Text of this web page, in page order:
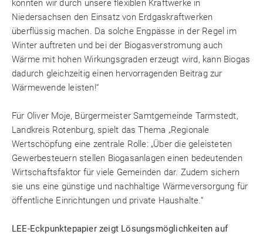
könnten wir durch unsere flexiblen Kraftwerke in
Niedersachsen den Einsatz von Erdgaskraftwerken
überflüssig machen. Da solche Engpässe in der Regel im
Winter auftreten und bei der Biogasverstromung auch
Wärme mit hohen Wirkungsgraden erzeugt wird, kann Biogas
dadurch gleichzeitig einen hervorragenden Beitrag zur
Wärmewende leisten!“
Für Oliver Moje, Bürgermeister Samtgemeinde Tarmstedt,
Landkreis Rotenburg, spielt das Thema „Regionale
Wertschöpfung eine zentrale Rolle: „Über die geleisteten
Gewerbesteuern stellen Biogasanlagen einen bedeutenden
Wirtschaftsfaktor für viele Gemeinden dar. Zudem sichern
sie uns eine günstige und nachhaltige Wärmeversorgung für
öffentliche Einrichtungen und private Haushalte.“
LEE-Eckpunktepapier zeigt Lösungsmöglichkeiten auf